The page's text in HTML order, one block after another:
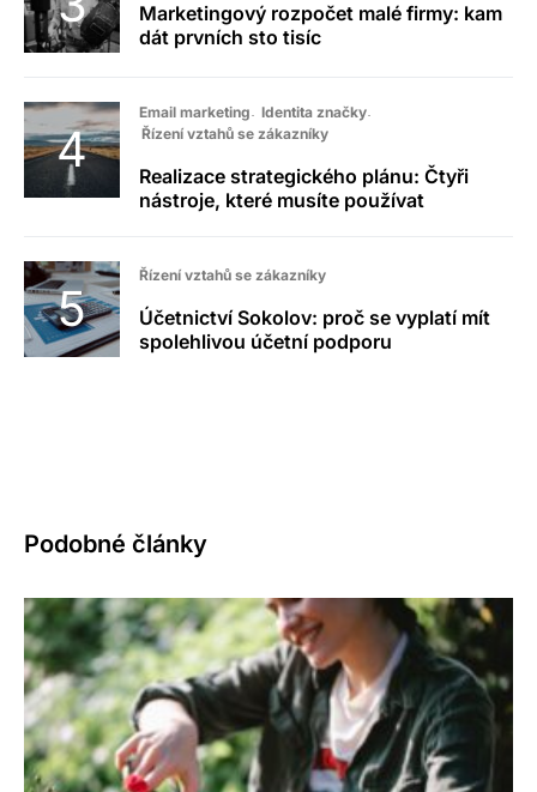
Marketingový rozpočet malé firmy: kam
dát prvních sto tisíc
Email marketing
Identita značky
Řízení vztahů se zákazníky
Realizace strategického plánu: Čtyři
nástroje, které musíte používat
Řízení vztahů se zákazníky
Účetnictví Sokolov: proč se vyplatí mít
spolehlivou účetní podporu
Podobné články